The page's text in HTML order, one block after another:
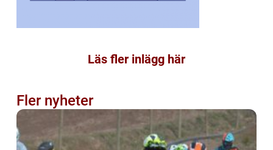
Läs fler inlägg här
Fler nyheter